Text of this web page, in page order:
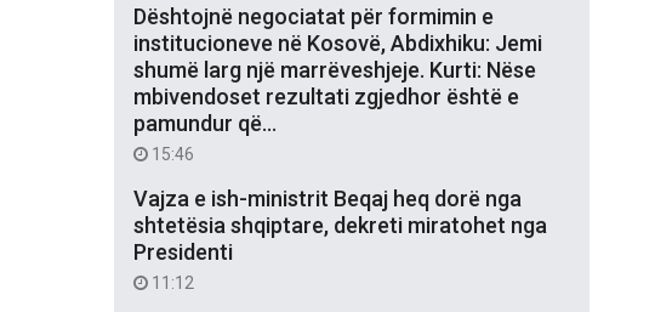
Dështojnë negociatat për formimin e
institucioneve në Kosovë, Abdixhiku: Jemi
shumë larg një marrëveshjeje. Kurti: Nëse
mbivendoset rezultati zgjedhor është e
pamundur që…
15:46
Vajza e ish-ministrit Beqaj heq dorë nga
shtetësia shqiptare, dekreti miratohet nga
Presidenti
11:12